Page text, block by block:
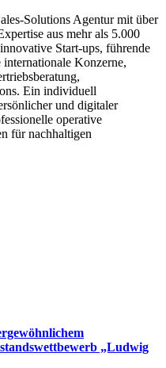
Solutions Agentur mit über
aus mehr als 5.000
Start-ups, führende
Konzerne,
Ein individuell
und digitaler
operative
für nachhaltigen
„Ludwig